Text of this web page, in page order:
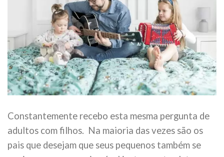
Constantemente recebo esta mesma pergunta de
adultos com filhos. Na maioria das vezes são os
pais que desejam que seus pequenos também se